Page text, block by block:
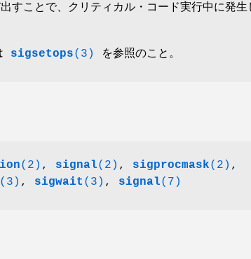
すことで、クリティカル・コード実行中に発生
sigsetops(3) を参照のこと。
(2) , signal(2) , sigprocmask(2) ,
(3) , sigwait (3) , signal(7)